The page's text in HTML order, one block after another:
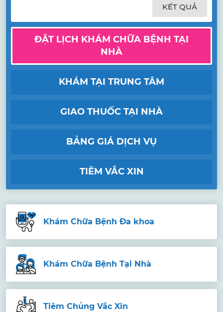
KẾT QUẢ
ĐẶT LỊCH KHÁM CHỮA BỆNH TẠI
NHÀ
KHÁM TẠI TRUNG TÂM
GIAO THUỐC TẠI NHÀ
BẢNG GIÁ DỊCH VỤ
TIÊM VẮC XIN
Khám Chữa Bệnh Đa khoa
Khám Chữa Bệnh Tại Nhà
Tiêm Chủng Vắc Xin